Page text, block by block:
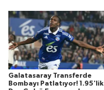
Galatasaray Transferde
Bombayı Patlatıyor! 1.95'lik